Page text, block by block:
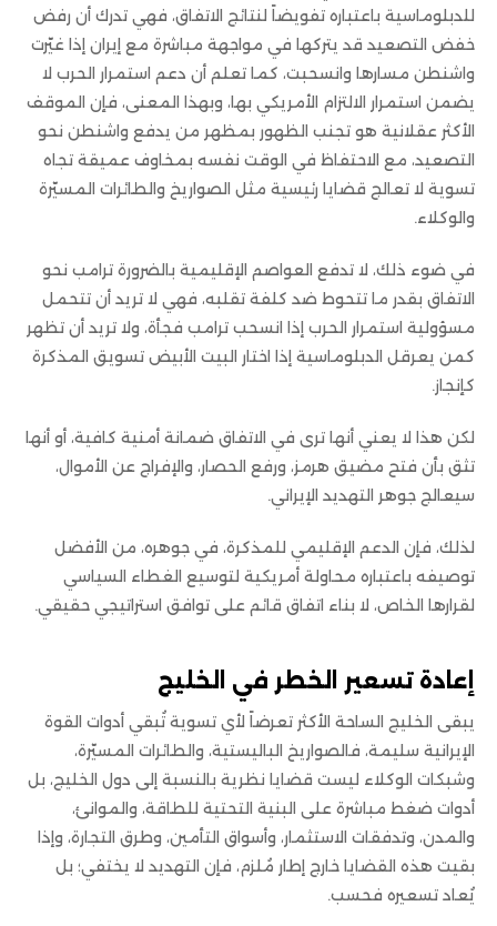
للدبلوماسية باعتباره تفويضاً لنتائج الاتفاق، فهي تدرك أن رفض
خفض التصعيد قد يتركها في مواجهة مباشرة مع إيران إذا غيّرت
واشنطن مسارها وانسحبت، كما تعلم أن دعم استمرار الحرب لا
يضمن استمرار الالتزام الأمريكي بها، وبهذا المعنى، فإن الموقف
الأكثر عقلانية هو تجنب الظهور بمظهر من يدفع واشنطن نحو
التصعيد، مع الاحتفاظ في الوقت نفسه بمخاوف عميقة تجاه
تسوية لا تعالج قضايا رئيسية مثل الصواريخ والطائرات المسيّرة
والوكلاء.
في ضوء ذلك، لا تدفع العواصم الإقليمية بالضرورة ترامب نحو
الاتفاق بقدر ما تتحوط ضد كلفة تقلبه، فهي لا تريد أن تتحمل
مسؤولية استمرار الحرب إذا انسحب ترامب فجأة، ولا تريد أن تظهر
كمن يعرقل الدبلوماسية إذا اختار البيت الأبيض تسويق المذكرة
كإنجاز.
لكن هذا لا يعني أنها ترى في الاتفاق ضمانة أمنية كافية، أو أنها
تثق بأن فتح مضيق هرمز، ورفع الحصار، والإفراج عن الأموال،
سيعالج جوهر التهديد الإيراني.
لذلك، فإن الدعم الإقليمي للمذكرة، في جوهره، من الأفضل
توصيفه باعتباره محاولة أمريكية لتوسيع الغطاء السياسي
لقرارها الخاص، لا بناء اتفاق قائم على توافق استراتيجي حقيقي.
إعادة تسعير الخطر في الخليج
يبقى الخليج الساحة الأكثر تعرضاً لأي تسوية تُبقي أدوات القوة
الإيرانية سليمة، فالصواريخ الباليستية، والطائرات المسيّرة،
وشبكات الوكلاء ليست قضايا نظرية بالنسبة إلى دول الخليج، بل
أدوات ضغط مباشرة على البنية التحتية للطاقة، والموانئ،
والمدن، وتدفقات الاستثمار، وأسواق التأمين، وطرق التجارة، وإذا
بقيت هذه القضايا خارج إطار مُلزم، فإن التهديد لا يختفي؛ بل
يُعاد تسعيره فحسب.